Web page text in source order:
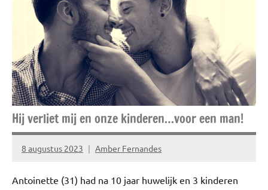
Ziek,
zwak &
misselijk
Hij verliet mij en onze kinderen…voor een man!
8 augustus 2023 Amber Fernandes
Geen
Antoinette (31) had na 10 jaar huwelijk en 3 kinderen